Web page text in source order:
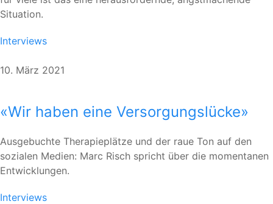
Situation.
Interviews
10. März 2021
«Wir haben eine Versorgungslücke»
Ausgebuchte Therapieplätze und der raue Ton auf den
sozialen Medien: Marc Risch spricht über die momentanen
Entwicklungen.
Interviews